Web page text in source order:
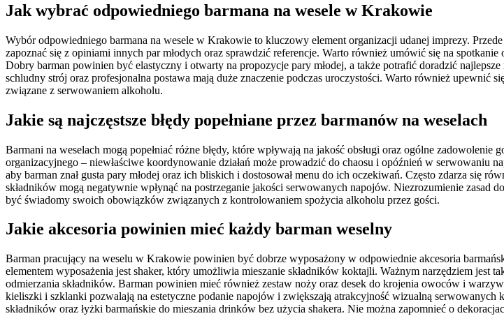
Jak wybrać odpowiedniego barmana na wesele w Krakowie
Wybór odpowiedniego barmana na wesele w Krakowie to kluczowy element organizacji udanej imprezy.
zapoznać się z opiniami innych par młodych oraz sprawdzić referencje. Warto również umówić się na
Dobry barman powinien być elastyczny i otwarty na propozycje pary młodej, a także potrafić doradzić
schludny strój oraz profesjonalna postawa mają duże znaczenie podczas uroczystości. Warto również upewnić
związane z serwowaniem alkoholu.
Jakie są najczęstsze błędy popełniane przez barmanów na weselach
Barmani na weselach mogą popełniać różne błędy, które wpływają na jakość obsługi oraz ogólne
organizacyjnego – niewłaściwe koordynowanie działań może prowadzić do chaosu i opóźnień w serwowaniu
aby barman znał gusta pary młodej oraz ich bliskich i dostosował menu do ich oczekiwań. Często zdarza się
składników mogą negatywnie wpłynąć na postrzeganie jakości serwowanych napojów. Niezrozumienie
być świadomy swoich obowiązków związanych z kontrolowaniem spożycia alkoholu przez gości.
Jakie akcesoria powinien mieć każdy barman weselny
Barman pracujący na weselu w Krakowie powinien być dobrze wyposażony w odpowiednie akcesoria
elementem wyposażenia jest shaker, który umożliwia mieszanie składników koktajli. Ważnym narzędziem jest
odmierzania składników. Barman powinien mieć również zestaw noży oraz desek do krojenia owoców i
kieliszki i szklanki pozwalają na estetyczne podanie napojów i zwiększają atrakcyjność wizualną
składników oraz łyżki barmańskie do mieszania drinków bez użycia shakera. Nie można zapomnieć o